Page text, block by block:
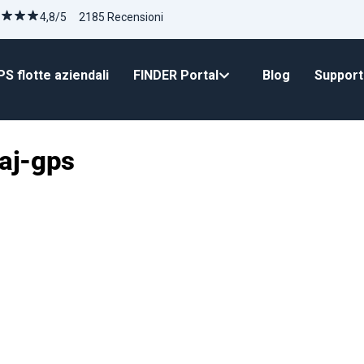
4,8/5 2185 Recensioni
flotte aziendali FINDER Portal Blog
gps